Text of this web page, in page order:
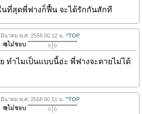
นที่สุดพี่ฟางก็ฟื้น จะได้รักกันสักที
มีนาคม พ.ศ. 2558 00.12 น. ^TOP
0 0
ย ทำไมเป็นแบบนี้อ่ะ พี่ฟางจะตายไม่ได้
มีนาคม พ.ศ. 2558 00.11 น. ^TOP
0 0